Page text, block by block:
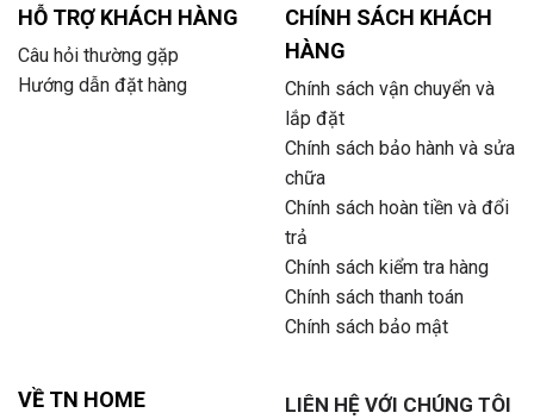
HỖ TRỢ KHÁCH HÀNG
Câu hỏi thường gặp
Hướng dẫn đặt hàng
CHÍNH SÁCH KHÁCH
HÀNG
Chính sách vận chuyển và
lắp đặt
Chính sách bảo hành và sửa
chữa
Chính sách hoàn tiền và đổi
trả
Chính sách kiểm tra hàng
Chính sách thanh toán
Chính sách bảo mật
VỀ TN HOME LIÊN HỆ VỚI CHÚNG TÔI